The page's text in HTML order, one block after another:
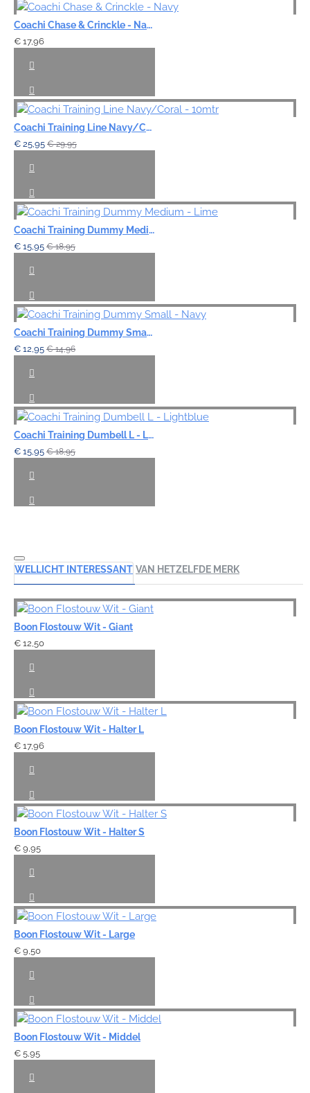
Coachi Chase & Crinckle - Navy
€ 17,96
Coachi Training Line Navy/Coral - 10mtr
€ 25,95 € 29,95
Coachi Training Dummy Medium - Lime
€ 15,95 € 18,95
Coachi Training Dummy Small - Navy
€ 12,95 € 14,96
Coachi Training Dumbell L - Lightblue
€ 15,95 € 18,95
WELLICHT INTERESSANT VAN HETZELFDE MERK
Boon Flostouw Wit - Giant
€ 12,50
Boon Flostouw Wit - Halter L
€ 17,96
Boon Flostouw Wit - Halter S
€ 9,95
Boon Flostouw Wit - Large
€ 9,50
Boon Flostouw Wit - Middel
€ 5,95